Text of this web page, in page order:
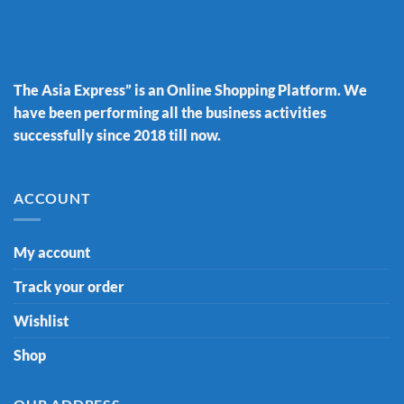
The Asia Express” is an Online Shopping Platform. We
have been performing all the business activities
successfully since 2018 till now.
ACCOUNT
My account
Track your order
Wishlist
Shop